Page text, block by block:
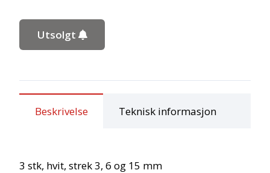
Utsolgt
Beskrivelse Teknisk informasjon
3 stk, hvit, strek 3, 6 og 15 mm